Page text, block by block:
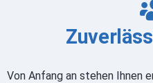
Von Anfang an stehen Ihnen